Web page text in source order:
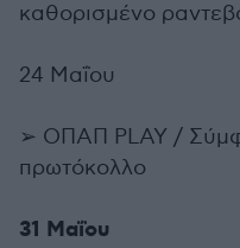
καθορισμένο
24 Μαΐου
➢ ΟΠΑΠ PLAY /
πρωτόκολλο
31 Μαΐου